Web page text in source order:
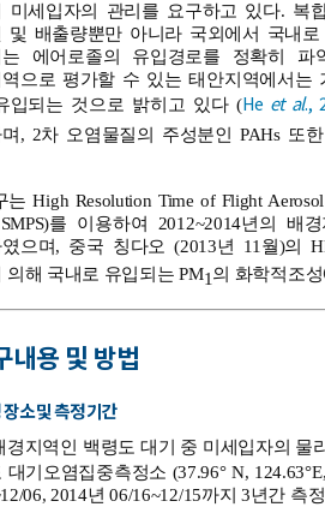
미세입자의 관리를 요구하고 있다. 복
및 배출량뿐만 아니라 국외에서 국내
는 에어로졸의 유입경로를 정확히
으로 평가할 수 있는 태안지역에서
입되는 것으로 밝히고 있다 (He et al.,
며, 2차 오염물질의 주성분인 PAHs 또
는 High Resolution Time of Flight
를 이용하여 2012~2014년의
였으며, 중국 칭다오 (2013년 11월)의
의해 국내로 유입되는 PM1의 화학적조
내용 및 방법
소 및 측정 기간
경지역인 백령도 대기 중 미세입자의 물
대기오염집중측정소 (37.96° N, 124.63°E,
06, 2014년 06/16~12/15까지 3년간 측